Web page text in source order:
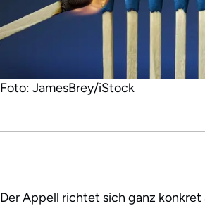
Foto: JamesBrey/iStock
Der Appell richtet sich ganz konkret